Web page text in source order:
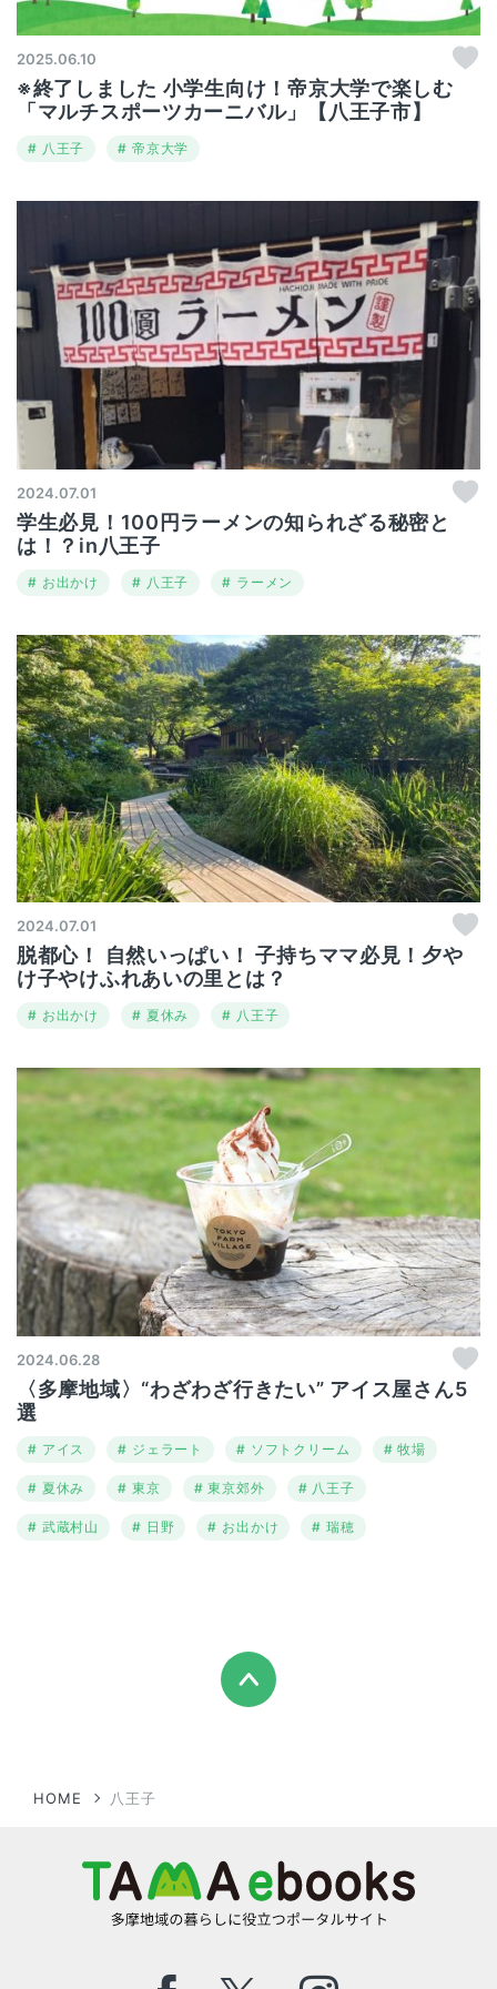
2025.06.10
※終了しました 小学生向け！帝京大学で楽しむ
「マルチスポーツカーニバル」【八王子市】
八王子 帝京大学
2024.07.01
学生必見！100円ラーメンの知られざる秘密と
は！？in八王子
お出かけ 八王子 ラーメン
2024.07.01
脱都心！ 自然いっぱい！ 子持ちママ必見！夕や
け子やけふれあいの里とは？
お出かけ 夏休み 八王子
2024.06.28
〈多摩地域〉“わざわざ行きたい” アイス屋さん5
選
アイス ジェラート ソフトクリーム 牧場
夏休み 東京 東京郊外 八王子
武蔵村山 日野 お出かけ 瑞穂
HOME 八王子